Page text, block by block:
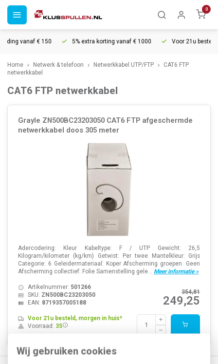
Wij gebruiken cookies
0
vanaf € 150 5% extra korting vanaf € 1000 Voor 21u
Home Netwerk & telefoon Netwerkkabel UTP/FTP
CAT6 FTP
netwerkkabel
CAT6 FTP netwerkkabel
Grayle ZN500BC23203050 CAT6 FTP afgeschermde
netwerkkabel doos 305 meter
Adercodering: Kleur Kabeltype: F / UTP Gewicht: 26,5
Kilogram/kilometer (kg/km) Getwist: Per twee Mantelkleur: Grijs
Categorie: 6 Geleidermateriaal: Koper Afscherming groepen: Geen
Afscherming collectief: Folie Samenstelling gele... Meer informatie »
354,81
249,25
Artikelnummer: 501266
SKU: ZN500BC23203050
EAN: 8719357005188
Voor 21u besteld, morgen in huis*
Voorraad: 35